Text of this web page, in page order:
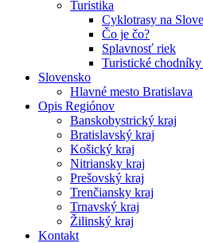
Turistika
Cyklotrasy na
Čo je čo?
Splavnosť riek
Turistické
Slovensko
Hlavné mesto Bratislava
Opis Regiónov
Banskobystrický kraj
Bratislavský kraj
Košický kraj
Nitriansky kraj
Prešovský kraj
Trenčiansky kraj
Trnavský kraj
Žilinský kraj
Kontakt